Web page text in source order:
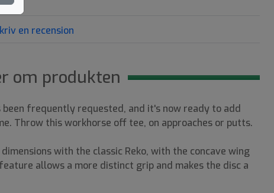
en recension
om produkten
been frequently requested, and it's now ready to add
Throw this workhorse off tee, on approaches or putts.
with the classic Reko, with the concave wing
allows a more distinct grip and makes the disc a